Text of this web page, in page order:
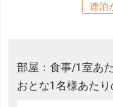
連泊
部屋：食事/1室あ
おとな1名様あたり